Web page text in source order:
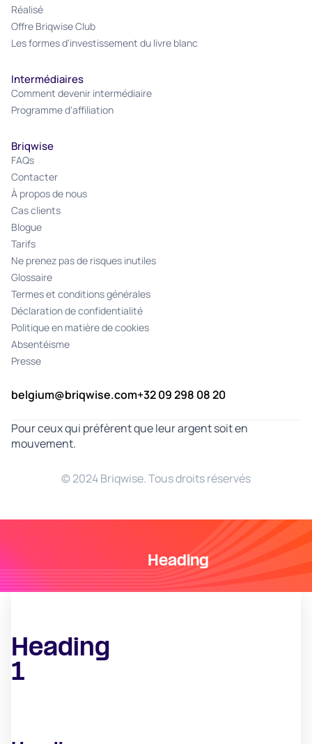
Réalisé
Offre Briqwise Club
Les formes d'investissement du livre blanc
Intermédiaires
Comment devenir intermédiaire
Programme d'affiliation
Briqwise
FAQs
Contacter
À propos de nous
Cas clients
Blogue
Tarifs
Ne prenez pas de risques inutiles
Glossaire
Termes et conditions générales
Déclaration de confidentialité
Politique en matière de cookies
Absentéisme
Presse
belgium@briqwise.com+32 09 298 08 20
Pour ceux qui préfèrent que leur argent soit en
mouvement.
© 2024 Briqwise. Tous droits réservés
Heading
Heading
1